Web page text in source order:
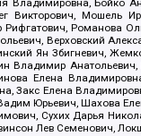
Владимировна, Бойко
Викторович, Мошель
Романова
Верховский
Ян Збигневич,
Владимир
Елена
Закс Елена
Юрьевич, Шахова
Сухих Дарья
Лев Семенович,